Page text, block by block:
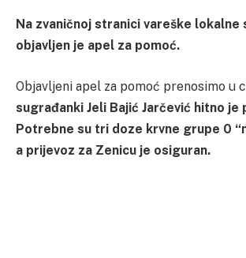
Na zvaničnoj stranici vareške lokalne
objavljen je apel za pomoć.
Objavljeni apel za pomoć prenosimo u
sugrađanki Jeli Bajić Jarčević hitno je
Potrebne su tri doze krvne grupe 0
a prijevoz za Zenicu je osiguran.